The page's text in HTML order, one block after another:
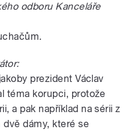
odboru Kanceláře
prezident Václav
téma korupci, protože
a pak například na sérii z
dámy, které se